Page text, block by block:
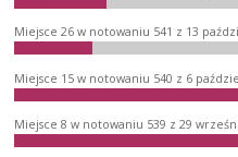
Miejsce 26 w notowaniu 541 z 13
Miejsce 15 w notowaniu 540 z 6
Miejsce 8 w notowaniu 539 z 29